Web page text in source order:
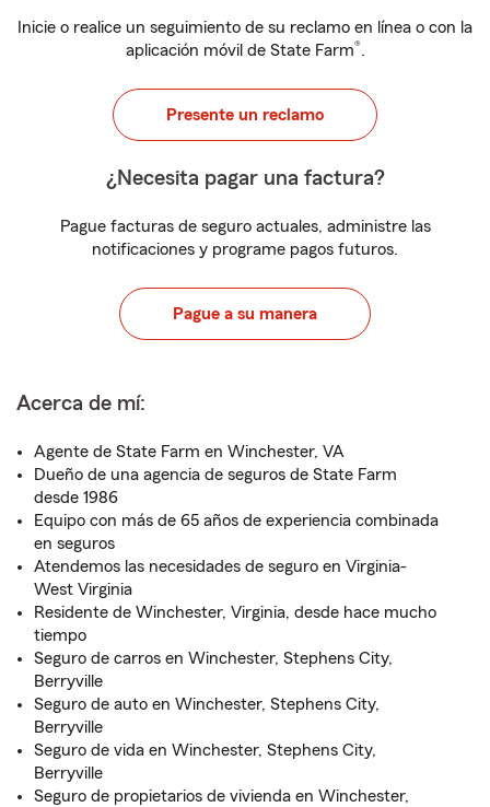
Inicie o realice un seguimiento de su reclamo en línea o con la
aplicación móvil de State Farm®.
Presente un reclamo
¿Necesita pagar una factura?
Pague facturas de seguro actuales, administre las
notificaciones y programe pagos futuros.
Pague a su manera
Acerca de mí:
Agente de State Farm en Winchester, VA
Dueño de una agencia de seguros de State Farm
desde 1986
Equipo con más de 65 años de experiencia combinada
en seguros
Atendemos las necesidades de seguro en Virginia-
West Virginia
Residente de Winchester, Virginia, desde hace mucho
tiempo
Seguro de carros en Winchester, Stephens City,
Berryville
Seguro de auto en Winchester, Stephens City,
Berryville
Seguro de vida en Winchester, Stephens City,
Berryville
Seguro de propietarios de vivienda en Winchester,